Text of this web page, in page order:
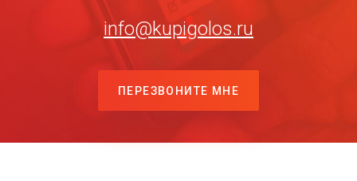
info@kupigolos.ru
ПЕРЕЗВОНИТЕ МНЕ